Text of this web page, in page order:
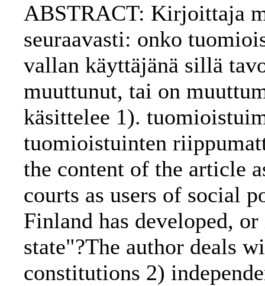
ABSTRACT: Kirjoittaja
seuraavasti: onko
vallan käyttäjänä sillä
muuttunut, tai on
käsittelee 1).
tuomioistuinten
the content of the article
courts as users of social
Finland has developed,
state"?The author deals
constitutions 2)